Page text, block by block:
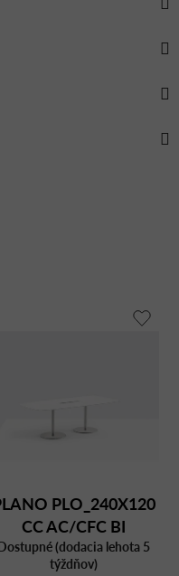
PLO_240X120
CC AC/CFC BI
(dodacia lehota 5
týždňov)